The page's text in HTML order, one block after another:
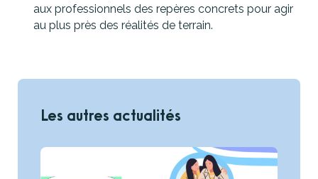
aux professionnels des repères concrets pour agir
au plus près des réalités de terrain.
Les autres actualités